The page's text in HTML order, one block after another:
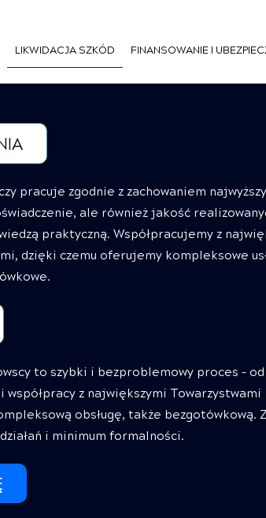
LIKWIDACJA SZKÓD FINANSOWANIE I
pracuje zgodnie z zachowaniem
ale również jakość
praktyczną. Współpracujemy z
dzięki czemu oferujemy kompleksowe
to szybki i bezproblemowy proces – od
z największymi Towarzystwami
obsługę, także bezgotówkową.
i minimum formalności.